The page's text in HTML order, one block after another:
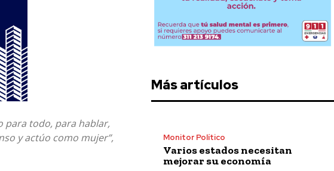
para todo, para hablar,
y actúo como mujer”,
Más artículos
Monitor Político
Varios estados necesitan
mejorar su economía